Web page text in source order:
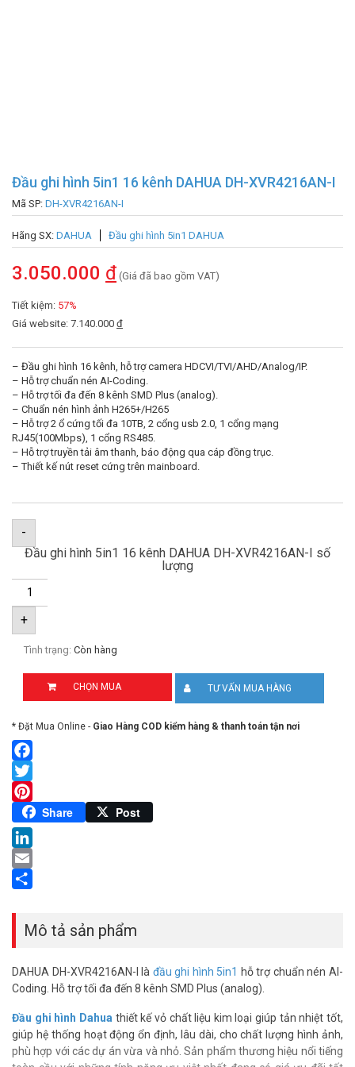
Đầu ghi hình 5in1 16 kênh DAHUA DH-XVR4216AN-I
Mã SP: DH-XVR4216AN-I
Hãng SX: DAHUA Đầu ghi hình 5in1 DAHUA
3.050.000 đ (Giá đã bao gồm VAT)
Tiết kiệm: 57%
Giá website: 7.140.000 đ
– Đầu ghi hình 16 kênh, hỗ trợ camera HDCVI/TVI/AHD/Analog/IP.
– Hỗ trợ chuẩn nén AI-Coding.
– Hỗ trợ tối đa đến 8 kênh SMD Plus (analog).
– Chuẩn nén hình ảnh H265+/H265
– Hỗ trợ 2 ổ cứng tối đa 10TB, 2 cổng usb 2.0, 1 cổng mạng
RJ45(100Mbps), 1 cổng RS485.
– Hỗ trợ truyền tải âm thanh, báo động qua cáp đồng trục.
– Thiết kế nút reset cứng trên mainboard.
-
Đầu ghi hình 5in1 16 kênh DAHUA DH-XVR4216AN-I số
lượng
+
Tình trạng: Còn hàng
CHỌN MUA TƯ VẤN MUA HÀNG
* Đặt Mua Online - Giao Hàng COD kiểm hàng & thanh toán tận nơi
Facebook
Twitter
Pinterest
Share Post
LinkedIn
Email
Mô tả sản phẩm
DAHUA DH-XVR4216AN-I là đầu ghi hình 5in1 hỗ trợ chuẩn nén AI-
Coding. Hỗ trợ tối đa đến 8 kênh SMD Plus (analog).
Đầu ghi hình Dahua thiết kế vỏ chất liệu kim loại giúp tản nhiệt tốt,
giúp hệ thống hoạt động ổn định, lâu dài, cho chất lượng hình ảnh,
phù hợp với các dự án vừa và nhỏ. Sản phẩm thương hiệu nổi tiếng